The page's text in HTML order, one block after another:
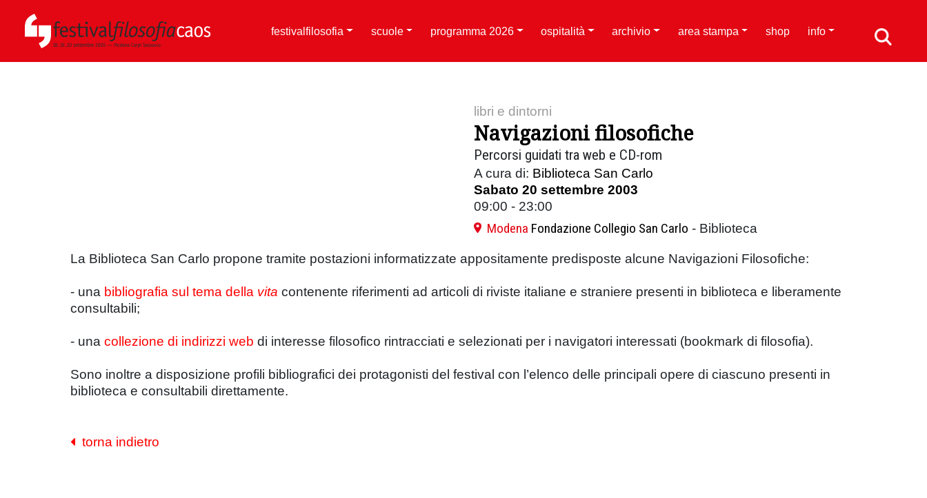
festivalfilosofia scuole programma 2026 ospitalità archivio area stampa shop info
libri e dintorni
Navigazioni filosofiche
Percorsi guidati tra web e CD-rom
A cura di: Biblioteca San Carlo
Sabato 20 settembre 2003
09:00 - 23:00
Modena Fondazione Collegio San Carlo - Biblioteca
La Biblioteca San Carlo propone tramite postazioni informatizzate appositamente predisposte alcune Navigazioni Filosofiche:
- una bibliografia sul tema della vita contenente riferimenti ad articoli di riviste italiane e straniere presenti in biblioteca e liberamente
consultabili;
- una collezione di indirizzi web di interesse filosofico rintracciati e selezionati per i navigatori interessati (bookmark di filosofia).
Sono inoltre a disposizione profili bibliografici dei protagonisti del festival con l’elenco delle principali opere di ciascuno presenti in
biblioteca e consultabili direttamente.
torna indietro